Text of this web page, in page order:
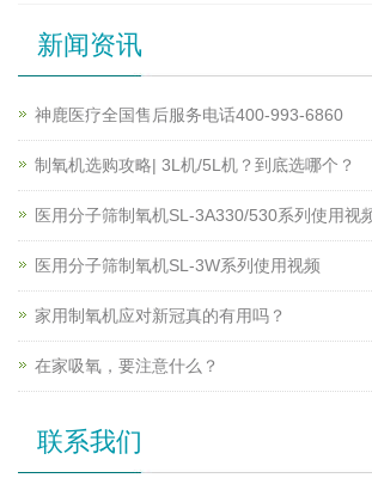
新闻资讯
神鹿医疗全国售后服务电话400-993-6860
制氧机选购攻略| 3L机/5L机？到底选哪个？
医用分子筛制氧机SL-3A330/530系列使用视
医用分子筛制氧机SL-3W系列使用视频
家用制氧机应对新冠真的有用吗？
在家吸氧，要注意什么？
联系我们